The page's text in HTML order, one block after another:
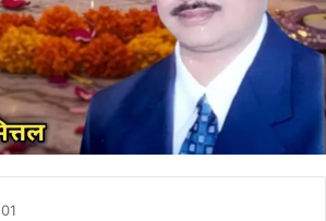
01